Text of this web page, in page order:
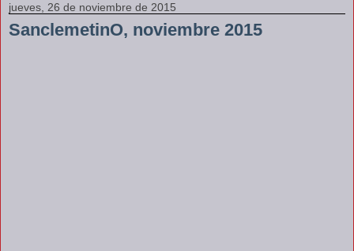
jueves, 26 de noviembre de 2015
SanclemetinO, noviembre 2015